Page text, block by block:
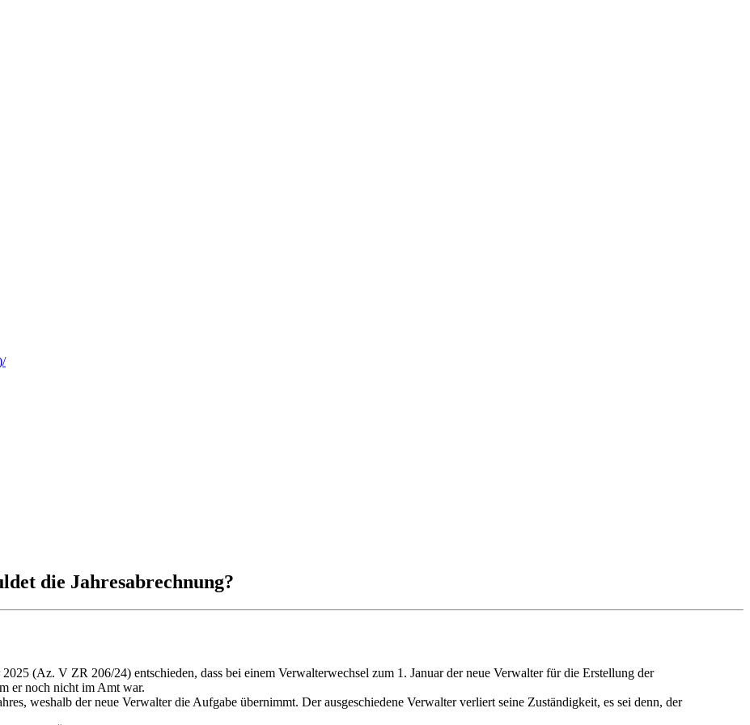
die Jahresabrechnung?
(Az. V ZR 206/24) entschieden, dass bei einem Verwalterwechsel zum 1. Januar der neue Verwalter für die Erstellung der
er noch nicht im Amt war.
weshalb der neue Verwalter die Aufgabe übernimmt. Der ausgeschiedene Verwalter verliert seine Zuständigkeit, es sei denn, der